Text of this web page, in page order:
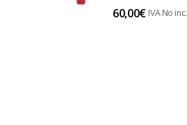
60,00€ IVA No inc.